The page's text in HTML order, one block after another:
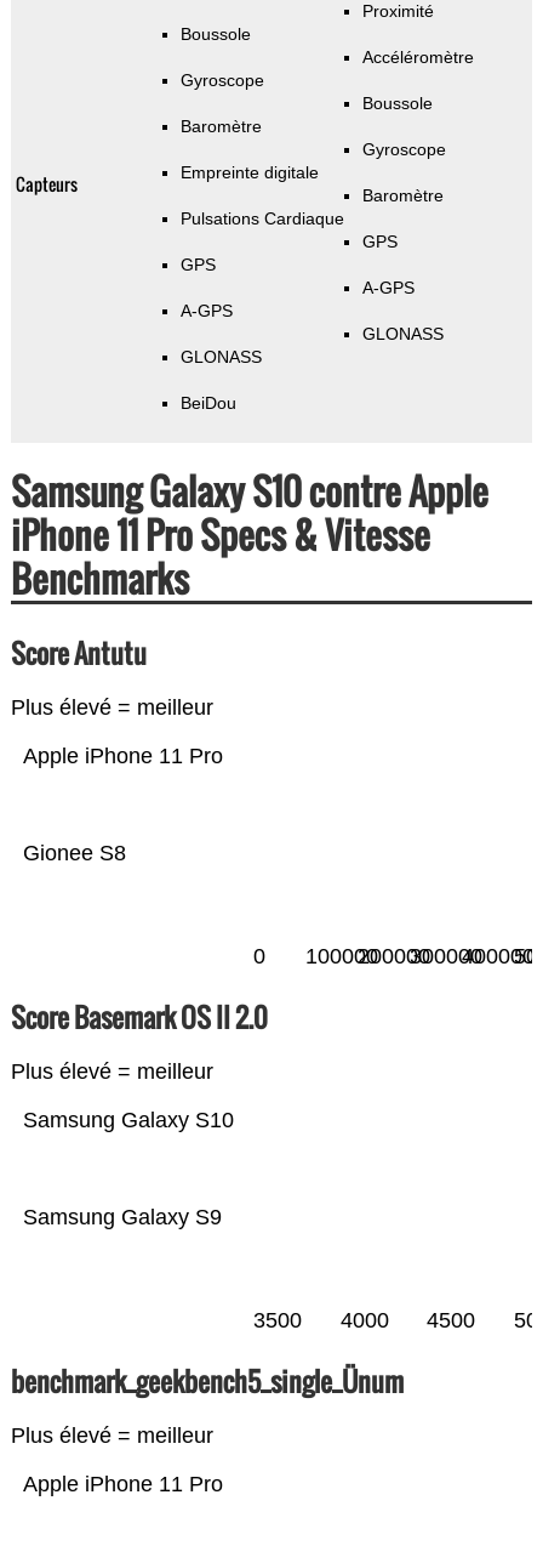
Capteurs
Boussole
Gyroscope
Baromètre
Empreinte digitale
Pulsations Cardiaque
GPS
A-GPS
GLONASS
BeiDou
Proximité
Accéléromètre
Boussole
Gyroscope
Baromètre
GPS
A-GPS
GLONASS
Samsung Galaxy S10 contre Apple
iPhone 11 Pro Specs & Vitesse
Benchmarks
Score Antutu
Plus élevé = meilleur
Gionee S8
Apple iPhone 11 Pro
0 100000200000300000400000
Score Basemark OS II 2.0
Plus élevé = meilleur
Samsung Galaxy S9
Samsung Galaxy S10
3500 4000 4500
benchmark_geekbench5_single_Ünum
Plus élevé = meilleur
Apple iPhone 11 Pro